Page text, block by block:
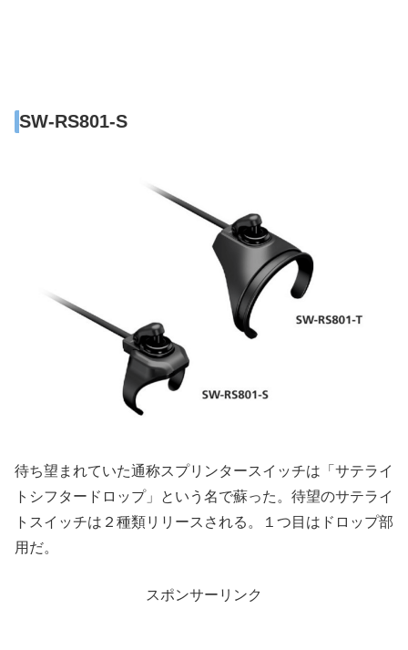
SW-RS801-S
待ち望まれていた通称スプリンタースイッチは「サテライ
トシフタードロップ」という名で蘇った。待望のサテライ
トスイッチは２種類リリースされる。１つ目はドロップ部
用だ。
スポンサーリンク